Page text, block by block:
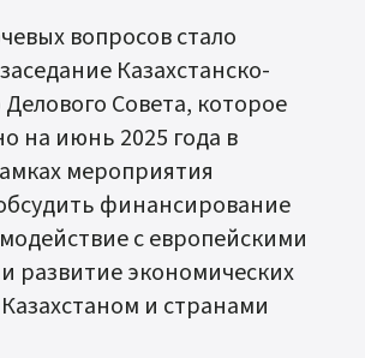
вопросов стало
Казахстанско-
Совета, которое
на июнь 2025 года в
мероприятия
финансирование
с европейскими
развитие экономических
и странами